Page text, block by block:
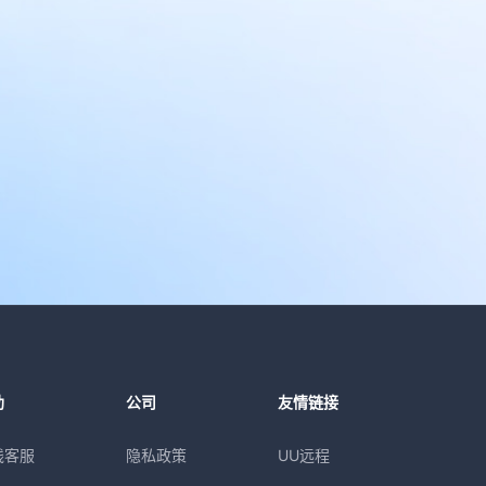
客服
公司
隐私政策
友情链接
UU远程